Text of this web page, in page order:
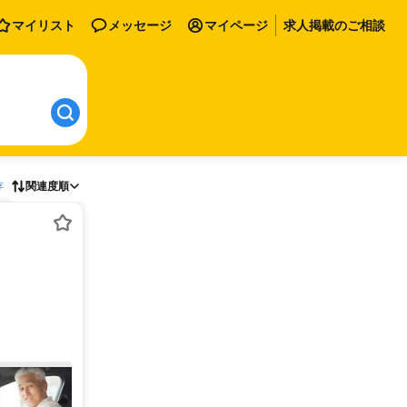
マイリスト メッセージ マイページ 求人掲載のご相談
関連度順